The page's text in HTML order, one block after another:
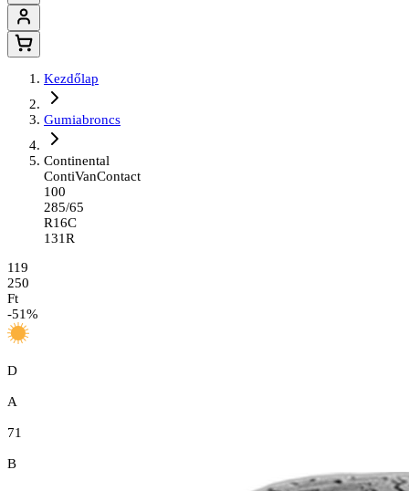
Kezdőlap
Gumiabroncs
Continental
ContiVanContact
100
285/65
R16C
131R
119
250
Ft
-51%
D
A
71
B